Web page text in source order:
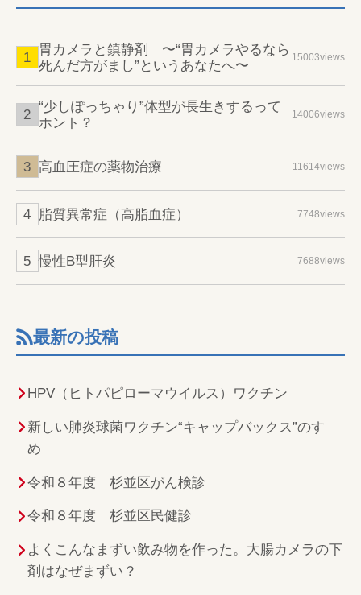
胃カメラと鎮静剤 〜“胃カメラやるなら
死んだ方がまし”というあなたへ〜
15003views
“少しぽっちゃり”体型が長生きするって
ホント？
14006views
高血圧症の薬物治療 11614views
脂質異常症（高脂血症） 7748views
慢性B型肝炎 7688views
最新の投稿
HPV（ヒトパピローマウイルス）ワクチン
新しい肺炎球菌ワクチン“キャップバックス”のすゝ
め
令和８年度 杉並区がん検診
令和８年度 杉並区民健診
よくこんなまずい飲み物を作った。大腸カメラの下
剤はなぜまずい？